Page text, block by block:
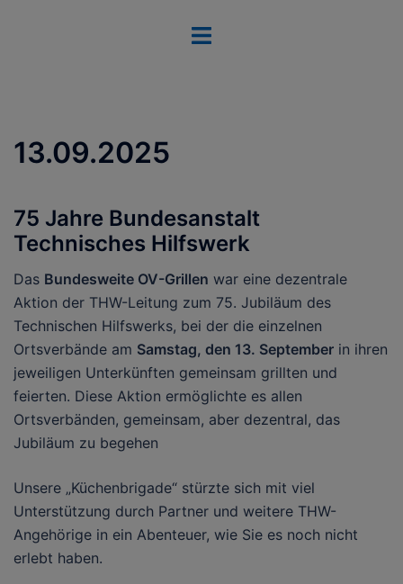
Menü
13.09.2025
75 Jahre Bundesanstalt
Technisches Hilfswerk
Das Bundesweite OV-Grillen war eine dezentrale
Aktion der THW-Leitung zum 75. Jubiläum des
Technischen Hilfswerks, bei der die einzelnen
Ortsverbände am Samstag, den 13. September in ihren
jeweiligen Unterkünften gemeinsam grillten und
feierten. Diese Aktion ermöglichte es allen
Ortsverbänden, gemeinsam, aber dezentral, das
Jubiläum zu begehen
Unsere „Küchenbrigade“ stürzte sich mit viel
Unterstützung durch Partner und weitere THW-
Angehörige in ein Abenteuer, wie Sie es noch nicht
erlebt haben.